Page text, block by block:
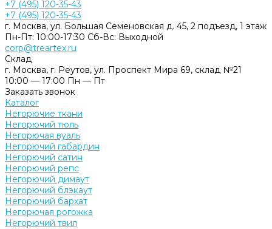
+7 (495) 120-35-43
+7 (495) 120-35-43
г. Москва, ул. Большая Семеновская д. 45, 2 подъезд, 1 этаж
Пн-Пт: 10:00-17:30 Cб-Вс: Выходной
corp@treartex.ru
Склад
г. Москва, г. Реутов, ул. Проспект Мира 69, склад №21
10:00 — 17:00 Пн — Пт
Заказать звонок
Каталог
Негорючие ткани
Негорючий тюль
Негорючая вуаль
Негорючий габардин
Негорючий сатин
Негорючий репс
Негорючий димаут
Негорючий блэкаут
Негорючий бархат
Негорючая рогожка
Негорючий твил